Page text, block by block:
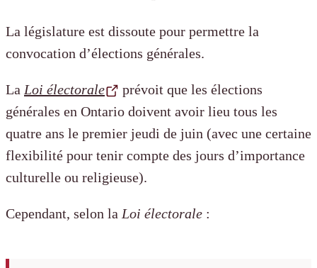
La législature est dissoute pour permettre la
convocation d’élections générales.
La Loi électorale
prévoit que les élections
générales en Ontario doivent avoir lieu tous les
quatre ans le premier jeudi de juin (avec une certaine
flexibilité pour tenir compte des jours d’importance
culturelle ou religieuse).
Cependant, selon la Loi électorale :